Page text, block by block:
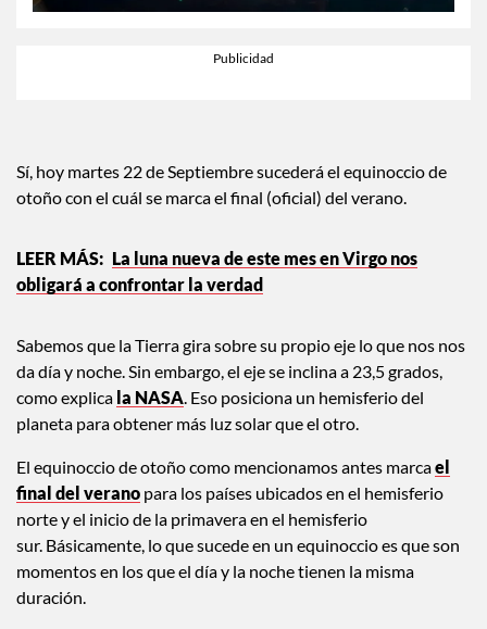
Sí, hoy martes 22 de Septiembre sucederá el equinoccio de
otoño con el cuál se marca el final (oficial) del verano.
La luna nueva de este mes en Virgo nos
obligará a confrontar la verdad
Sabemos que la Tierra gira sobre su propio eje lo que nos nos
da día y noche. Sin embargo, el eje se inclina a 23,5 grados,
como explica la NASA. Eso posiciona un hemisferio del
planeta para obtener más luz solar que el otro.
El equinoccio de otoño como mencionamos antes marcael
final del verano para los países ubicados en el hemisferio
norte y el inicio de la primavera en el hemisferio
sur. Básicamente, lo que sucede en un equinoccio es que son
momentos en los que el día y la noche tienen la misma
duración.